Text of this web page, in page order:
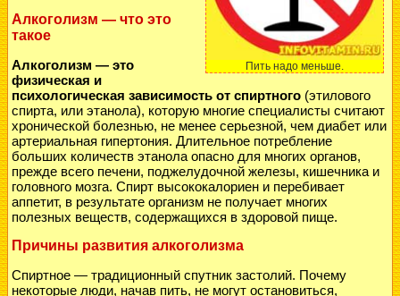
Пить надо меньше.
Алкоголизм — что это
такое
Алкоголизм — это
физическая и
психологическая зависимость от спиртного (этилового
спирта, или этанола), которую многие специалисты считают
хронической болезнью, не менее серьезной, чем диабет или
артериальная гипертония. Длительное потребление
больших количеств этанола опасно для многих органов,
прежде всего печени, поджелудочной железы, кишечника и
головного мозга. Спирт высококалориен и перебивает
аппетит, в результате организм не получает многих
полезных веществ, содержащихся в здоровой пище.
Причины развития алкоголизма
Спиртное — традиционный спутник застолий. Почему
некоторые люди, начав пить, не могут остановиться,